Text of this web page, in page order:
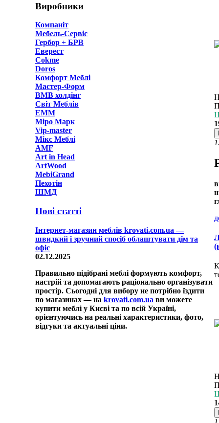
Виробники
Компаніт
Мебель-Сервіс
Гербор + БРВ
Еверест
Cokme
Doros
Комфорт Меблi
Мастер-Форм
ВМВ холдінг
Світ Меблів
ЕММ
Міро Марк
Vip-master
Мікс Меблі
AMF
Art in Head
ArtWood
MebiGrand
Пехотін
ШМД
Нові статті
Інтернет-магазин меблів krovati.com.ua —
швидкий і зручний спосіб облаштувати дім та
офіс
02.12.2025
Правильно підібрані меблі формують комфорт,
настрій та допомагають раціонально організувати
простір. Сьогодні для вибору не потрібно їздити
по магазинах — на krovati.com.ua ви можете
купити меблі у Києві та по всій Україні,
орієнтуючись на реальні характеристики, фото,
відгуки та актуальні ціни.